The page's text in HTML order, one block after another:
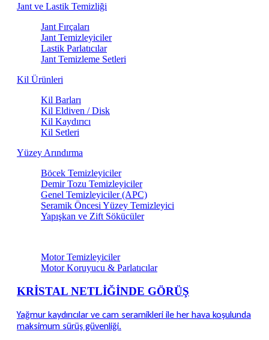
Jant ve Lastik Temizliği
Jant Fırçaları
Jant Temizleyiciler
Lastik Parlatıcılar
Jant Temizleme Setleri
Kil Ürünleri
Kil Barları
Kil Eldiven / Disk
Kil Kaydırıcı
Kil Setleri
Yüzey Arındırma
Böcek Temizleyiciler
Demir Tozu Temizleyiciler
Genel Temizleyiciler (APC)
Seramik Öncesi Yüzey Temizleyici
Yapışkan ve Zift Sökücüler
Motor Temizleyiciler
Motor Koruyucu & Parlatıcılar
KRİSTAL NETLİĞİNDE GÖRÜŞ
Yağmur kaydırıcılar ve cam seramikleri ile her hava koşulunda
maksimum sürüş güvenliği.